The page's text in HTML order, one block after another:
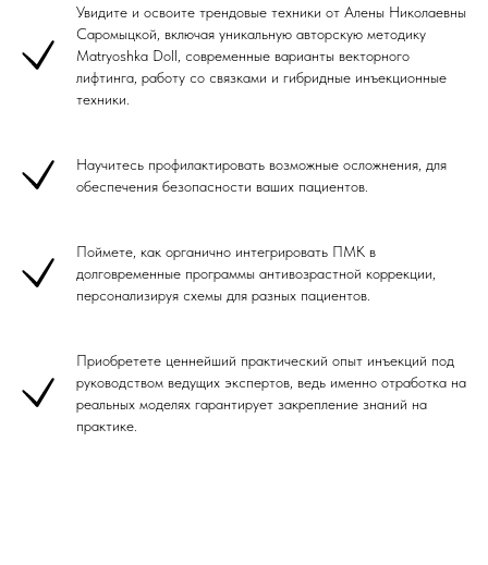
Увидите и освоите трендовые техники от Алены Николаевны
Саромыцкой, включая уникальную авторскую методику
Matryoshka Doll, современные варианты векторного
лифтинга, работу со связками и гибридные инъекционные
техники.
Научитесь профилактировать возможные осложнения, для
обеспечения безопасности ваших пациентов.
Поймете, как органично интегрировать ПМК в
долговременные программы антивозрастной коррекции,
персонализируя схемы для разных пациентов.
Приобретете ценнейший практический опыт инъекций под
руководством ведущих экспертов, ведь именно отработка на
реальных моделях гарантирует закрепление знаний на
практике.